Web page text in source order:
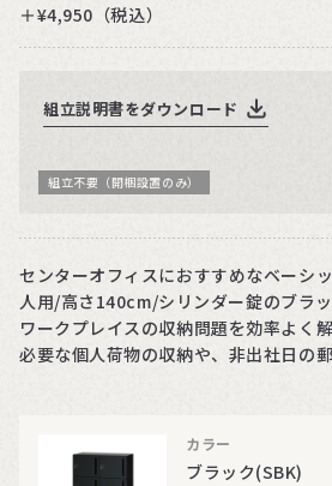
＋¥4,950（税込）
組立説明書をダウンロード
組立不要（開梱設置のみ）
センターオフィスにおすすめなベーシ
人用/高さ140cm/シリンダー錠のブラ
ワークプレイスの収納問題を効率よく
必要な個人荷物の収納や、非出社日の
カラー
ブラック(SBK)